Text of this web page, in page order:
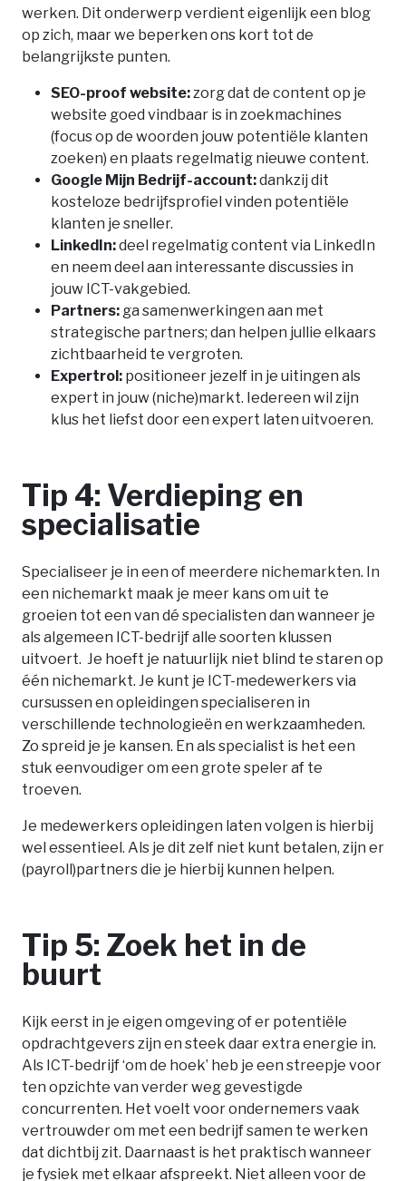
werken. Dit onderwerp verdient eigenlijk een blog
op zich, maar we beperken ons kort tot de
belangrijkste punten.
SEO-proof website:zorg dat de content op je
website goed vindbaar is in zoekmachines
(focus op de woorden jouw potentiële klanten
zoeken) en plaats regelmatig nieuwe content.
Google Mijn Bedrijf-account:dankzij dit
kosteloze bedrijfsprofiel vinden potentiële
klanten je sneller.
LinkedIn:deel regelmatig content via LinkedIn
en neem deel aan interessante discussies in
jouw ICT-vakgebied.
Partners: ga samenwerkingen aan met
strategische partners; dan helpen jullie elkaars
zichtbaarheid te vergroten.
Expertrol: positioneer jezelf in je uitingen als
expert in jouw (niche)markt. Iedereen wil zijn
klus het liefst door een expert laten uitvoeren.
Tip 4: Verdieping en
specialisatie
Specialiseer je in een of meerdere nichemarkten. In
een nichemarkt maak je meer kans om uit te
groeien tot een van dé specialisten dan wanneer je
als algemeen ICT-bedrijf alle soorten klussen
uitvoert. Je hoeft je natuurlijk niet blind te staren op
één nichemarkt. Je kunt je ICT-medewerkers via
cursussen en opleidingen specialiseren in
verschillende technologieën en werkzaamheden.
Zo spreid je je kansen. En als specialist is het een
stuk eenvoudiger om een grote speler af te
troeven.
Je medewerkers opleidingen laten volgen is hierbij
wel essentieel. Als je dit zelf niet kunt betalen, zijn er
(payroll)partners die je hierbij kunnen helpen.
Tip 5: Zoek het in de
buurt
Kijk eerst in je eigen omgeving of er potentiële
opdrachtgevers zijn en steek daar extra energie in.
Als ICT-bedrijf ‘om de hoek’ heb je een streepje voor
ten opzichte van verder weg gevestigde
concurrenten. Het voelt voor ondernemers vaak
vertrouwder om met een bedrijf samen te werken
dat dichtbij zit. Daarnaast is het praktisch wanneer
je fysiek met elkaar afspreekt. Niet alleen voor de